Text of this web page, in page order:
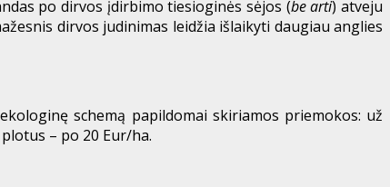
po dirvos įdirbimo tiesioginės sėjos (be arti) atveju
dirvos judinimas leidžia išlaikyti daugiau anglies
schemą papildomai skiriamos priemokos: už
– po 20 Eur/ha.